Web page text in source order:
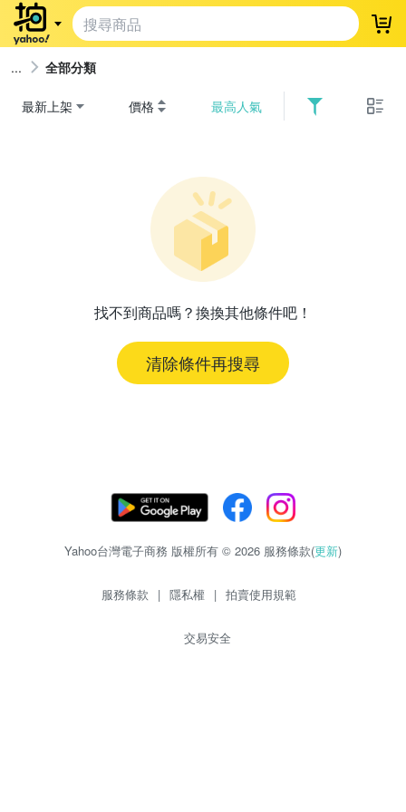
登
全部分類
最新上架 價格 最高人氣
找不到商品嗎？換換其他條件吧！
清除條件再搜尋
Yahoo台灣電子商務 版權所有 © 2026 服務條款(更新)
服務條款 | 隱私權 | 拍賣使用規範
交易安全